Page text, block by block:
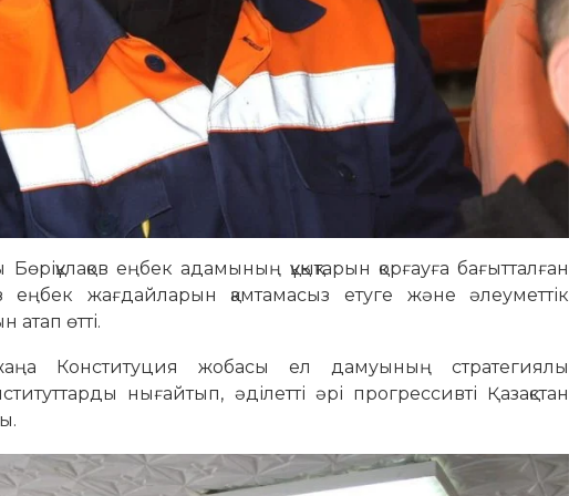
еңбек адамының құқықтарын қорғауға бағытталған
еңбек жағдайларын қамтамасыз етуге және әлеуметтік
атап өтті.
Конституция жобасы ел дамуының стратегиялық
нығайтып, әділетті әрі прогрессивті Қазақстан